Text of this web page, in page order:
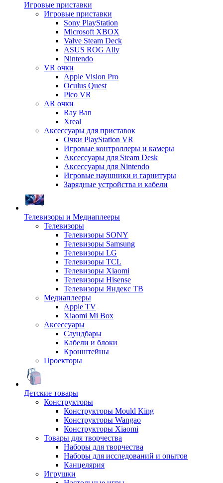
Игровые приставки
Игровые приставки
Sony PlayStation
Microsoft XBOX
Valve Steam Deck
ASUS ROG Ally
Nintendo
VR очки
Apple Vision Pro
Oculus Quest
Pico VR
AR очки
Ray Ban
Xreal
Аксессуары для приставок
Очки PlayStation VR
Игровые контроллеры и камеры
Аксессуары для Steam Desk
Аксессуары для Nintendo
Игровые наушники и гарнитуры
Зарядные устройства и кабели
Телевизоры и Медиаплееры
Телевизоры
Телевизоры SONY
Телевизоры Samsung
Телевизоры LG
Телевизоры TCL
Телевизоры Xiaomi
Телевизоры Hisense
Телевизоры Яндекс ТВ
Медиаплееры
Apple TV
Xiaomi Mi Box
Аксессуары
Саундбары
Кабели и блоки
Кронштейны
Проекторы
Детские товары
Конструкторы
Конструкторы Mould King
Конструкторы Wangao
Конструкторы Xiaomi
Товары для творчества
Наборы для творчества
Наборы для исследований и опытов
Канцелярия
Игрушки